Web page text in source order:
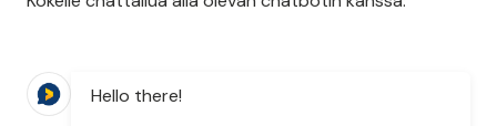
Hello there!